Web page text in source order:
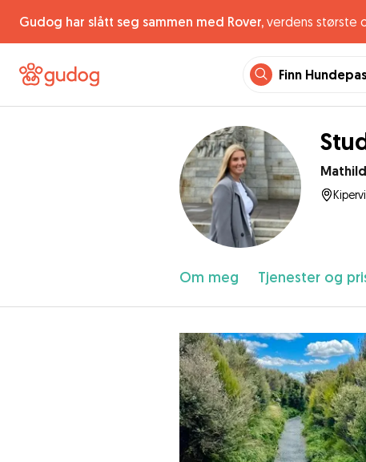
Gudog har slått seg sammen med Rover, verdens største
Finn
Om meg Tjenester og